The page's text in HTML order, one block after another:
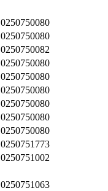
0250750080
0250750080
0250750082
0250750080
0250750080
0250750080
0250750080
0250750080
0250750080
0250751773
0250751002
0250751063